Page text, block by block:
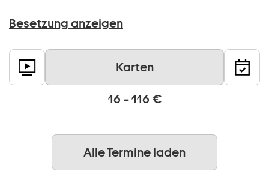
Besetzung anzeigen
Karten
16 – 116 €
Alle Termine laden